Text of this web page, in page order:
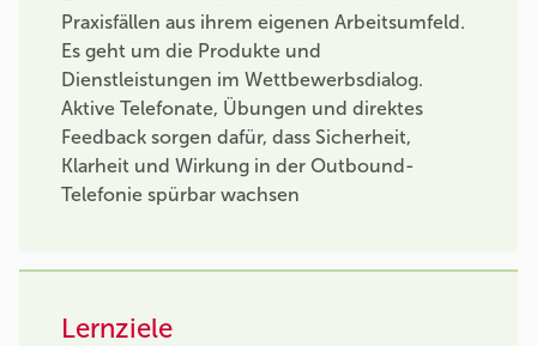
Praxisfällen aus ihrem eigenen Arbeitsumfeld.
Es geht um die Produkte und
Dienstleistungen im Wettbewerbsdialog.
Aktive Telefonate, Übungen und direktes
Feedback sorgen dafür, dass Sicherheit,
Klarheit und Wirkung in der Outbound-
Telefonie spürbar wachsen
Lernziele